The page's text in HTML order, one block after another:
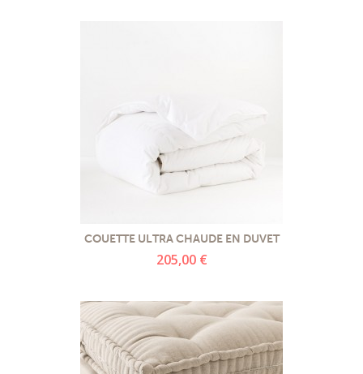
COUETTE ULTRA CHAUDE EN DUVET
205,00 €